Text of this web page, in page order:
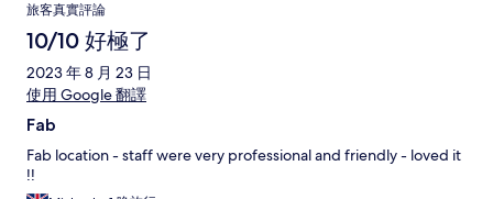
旅客真實評論
10/10 好極了
2023 年 8 月 23 日
使用 Google 翻譯
Fab
Fab location - staff were very professional and friendly - loved it
!!